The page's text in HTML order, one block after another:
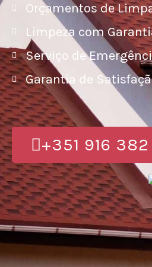
Orçamentos de
Limpeza com
Serviço de
Garantia de
+351 916 382